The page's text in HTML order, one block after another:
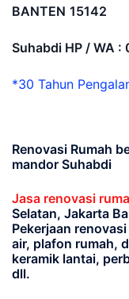
BANTEN 15142
Suhabdi HP / WA
*30 Tahun
Renovasi Rumah
mandor Suhabdi
Jasa renovasi
Selatan, Jakarta
Pekerjaan
air, plafon rumah,
keramik lantai,
dll.